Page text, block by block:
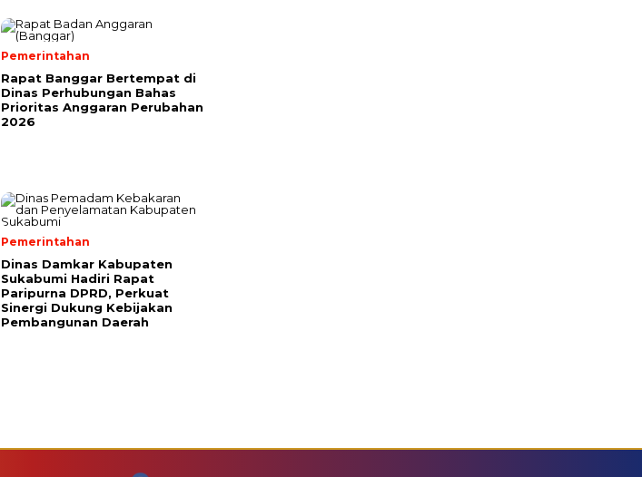
Pemerintahan
Rapat Banggar Bertempat di
Dinas Perhubungan Bahas
Prioritas Anggaran Perubahan
2026
Pemerintahan
Dinas Damkar Kabupaten
Sukabumi Hadiri Rapat
Paripurna DPRD, Perkuat
Sinergi Dukung Kebijakan
Pembangunan Daerah